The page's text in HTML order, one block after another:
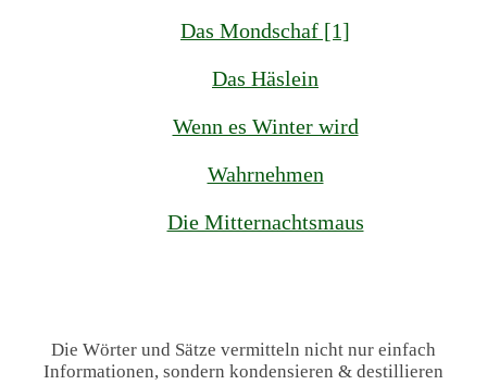
Das Mondschaf [1]
Das Häslein
Wenn es Winter wird
Wahrnehmen
Die Mitternachtsmaus
Die Wörter und Sätze vermitteln nicht nur einfach
Informationen, sondern kondensieren & destillieren